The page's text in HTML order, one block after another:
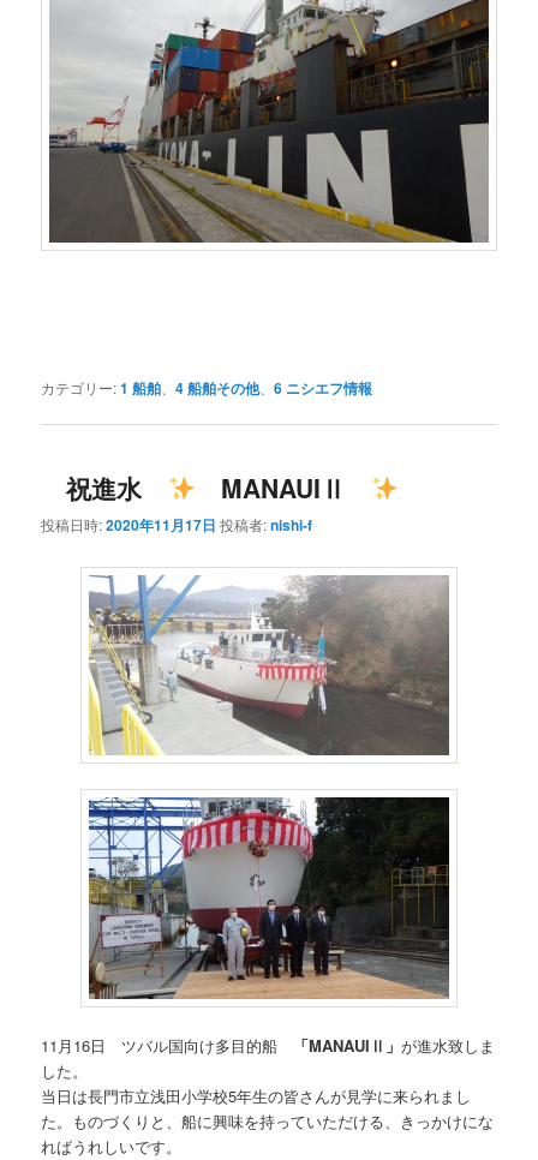
カテゴリー:1 船舶 、4 船舶その他、6 ニシエフ情報
祝進水 MANAUIⅡ
投稿日時:2020年11月17日 投稿者:nishi-f
11月16日 ツバル国向け多目的船 「MANAUIⅡ」が進水致しま
した。
当日は長門市立浅田小学校5年生の皆さんが見学に来られまし
た。ものづくりと、船に興味を持っていただける、きっかけにな
ればうれしいです。